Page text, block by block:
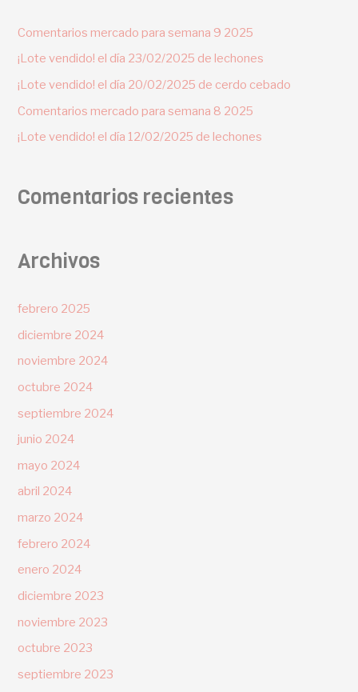
Comentarios mercado para semana 9 2025
¡Lote vendido! el día 23/02/2025 de lechones
¡Lote vendido! el día 20/02/2025 de cerdo cebado
Comentarios mercado para semana 8 2025
¡Lote vendido! el día 12/02/2025 de lechones
Comentarios recientes
Archivos
febrero 2025
diciembre 2024
noviembre 2024
octubre 2024
septiembre 2024
junio 2024
mayo 2024
abril 2024
marzo 2024
febrero 2024
enero 2024
diciembre 2023
noviembre 2023
octubre 2023
septiembre 2023